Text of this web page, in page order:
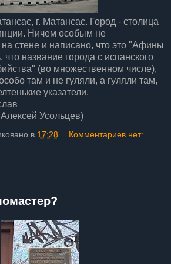
г. Матансас. Город - столица
Ничем особым не
на стене и написано, что это "Афины
название города с испанского
(во множественном числе),
там и не гуляли, а гуляли там,
указатели.
Усольцев)
в 17:28 Комментариев нет: